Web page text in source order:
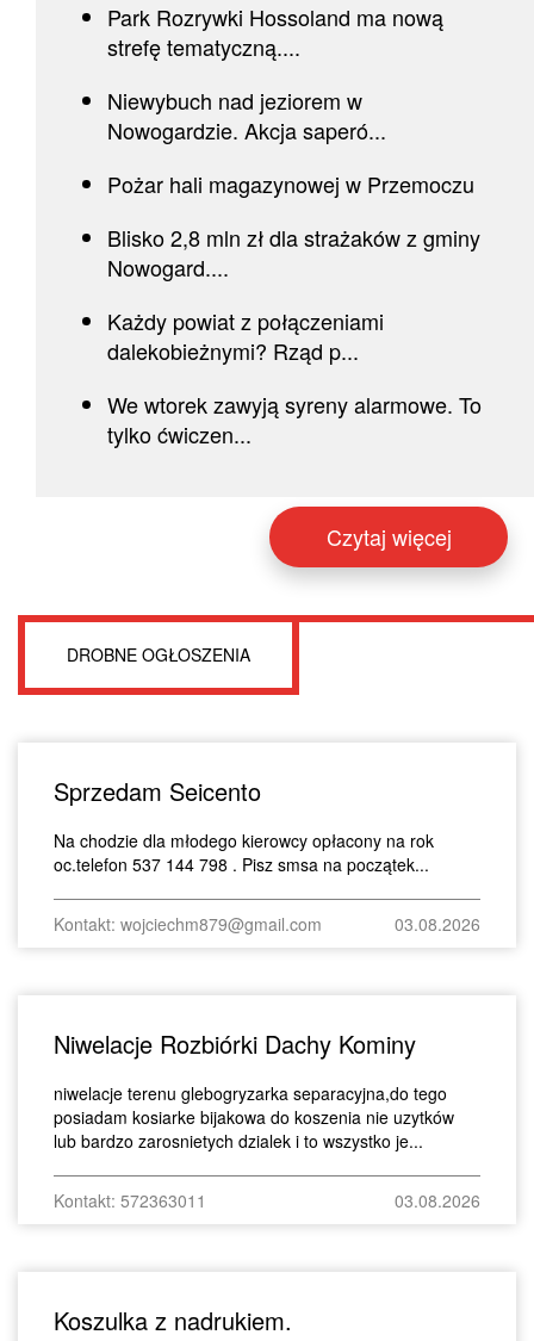
Park Rozrywki Hossoland ma nową
strefę tematyczną....
Niewybuch nad jeziorem w
Nowogardzie. Akcja saperó...
Pożar hali magazynowej w Przemoczu
Blisko 2,8 mln zł dla strażaków z gminy
Nowogard....
Każdy powiat z połączeniami
dalekobieżnymi? Rząd p...
We wtorek zawyją syreny alarmowe. To
tylko ćwiczen...
Czytaj więcej
DROBNE OGŁOSZENIA
Sprzedam Seicento
Na chodzie dla młodego kierowcy opłacony na rok
oc.telefon 537 144 798 . Pisz smsa na początek...
Kontakt: wojciechm879@gmail.com 03.08.2026
Niwelacje Rozbiórki Dachy Kominy
niwelacje terenu glebogryzarka separacyjna,do tego
posiadam kosiarke bijakowa do koszenia nie uzytków
lub bardzo zarosnietych dzialek i to wszystko je...
Kontakt: 572363011 03.08.2026
Koszulka z nadrukiem.